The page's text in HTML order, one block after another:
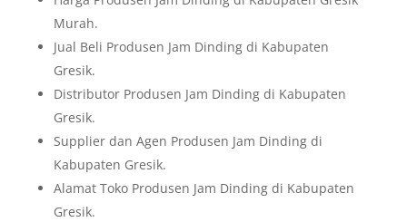
Murah.
Jual Beli Produsen Jam Dinding di Kabupaten
Gresik.
Distributor Produsen Jam Dinding di Kabupaten
Gresik.
Supplier dan Agen Produsen Jam Dinding di
Kabupaten Gresik.
Alamat Toko Produsen Jam Dinding di Kabupaten
Gresik.